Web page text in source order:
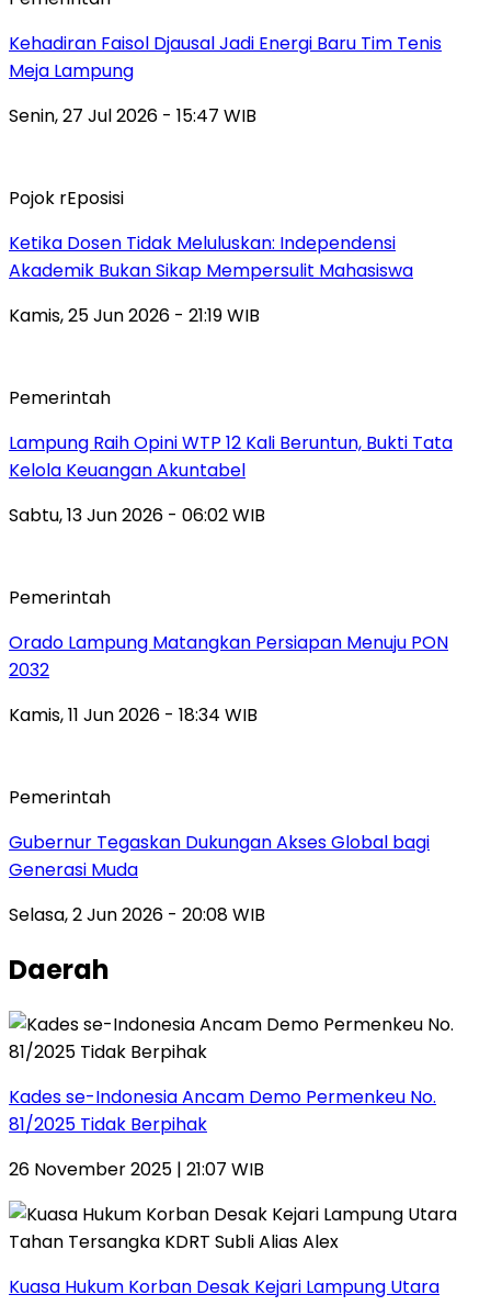
Kehadiran Faisol Djausal Jadi Energi Baru Tim Tenis
Meja Lampung
Senin, 27 Jul 2026 - 15:47 WIB
Pojok rEposisi
Ketika Dosen Tidak Meluluskan: Independensi
Akademik Bukan Sikap Mempersulit Mahasiswa
Kamis, 25 Jun 2026 - 21:19 WIB
Pemerintah
Lampung Raih Opini WTP 12 Kali Beruntun, Bukti Tata
Kelola Keuangan Akuntabel
Sabtu, 13 Jun 2026 - 06:02 WIB
Pemerintah
Orado Lampung Matangkan Persiapan Menuju PON
2032
Kamis, 11 Jun 2026 - 18:34 WIB
Pemerintah
Gubernur Tegaskan Dukungan Akses Global bagi
Generasi Muda
Selasa, 2 Jun 2026 - 20:08 WIB
Daerah
Kades se-Indonesia Ancam Demo Permenkeu No.
81/2025 Tidak Berpihak
26 November 2025 | 21:07 WIB
Kuasa Hukum Korban Desak Kejari Lampung Utara